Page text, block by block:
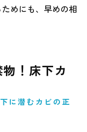
めにも、早めの相
！床下カ
に潜むカビの正